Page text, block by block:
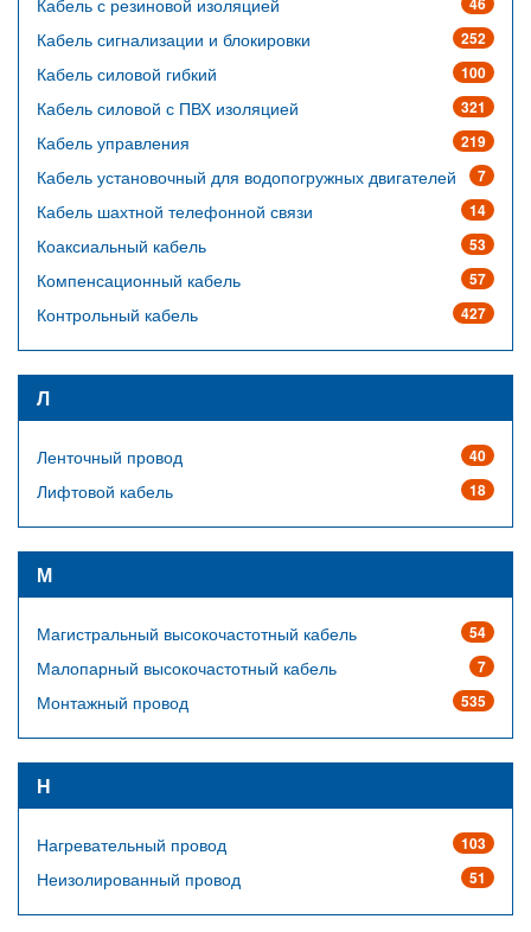
Кабель с резиновой изоляцией
252
Кабель сигнализации и блокировки
100
Кабель силовой гибкий
321
Кабель силовой с ПВХ изоляцией
219
Кабель управления
7
Кабель установочный для водопогружных двигателей
14
Кабель шахтной телефонной связи
53
Коаксиальный кабель
57
Компенсационный кабель
427
Контрольный кабель
Л
40
Ленточный провод
18
Лифтовой кабель
М
54
Магистральный высокочастотный кабель
7
Малопарный высокочастотный кабель
535
Монтажный провод
Н
103
Нагревательный провод
51
Неизолированный провод